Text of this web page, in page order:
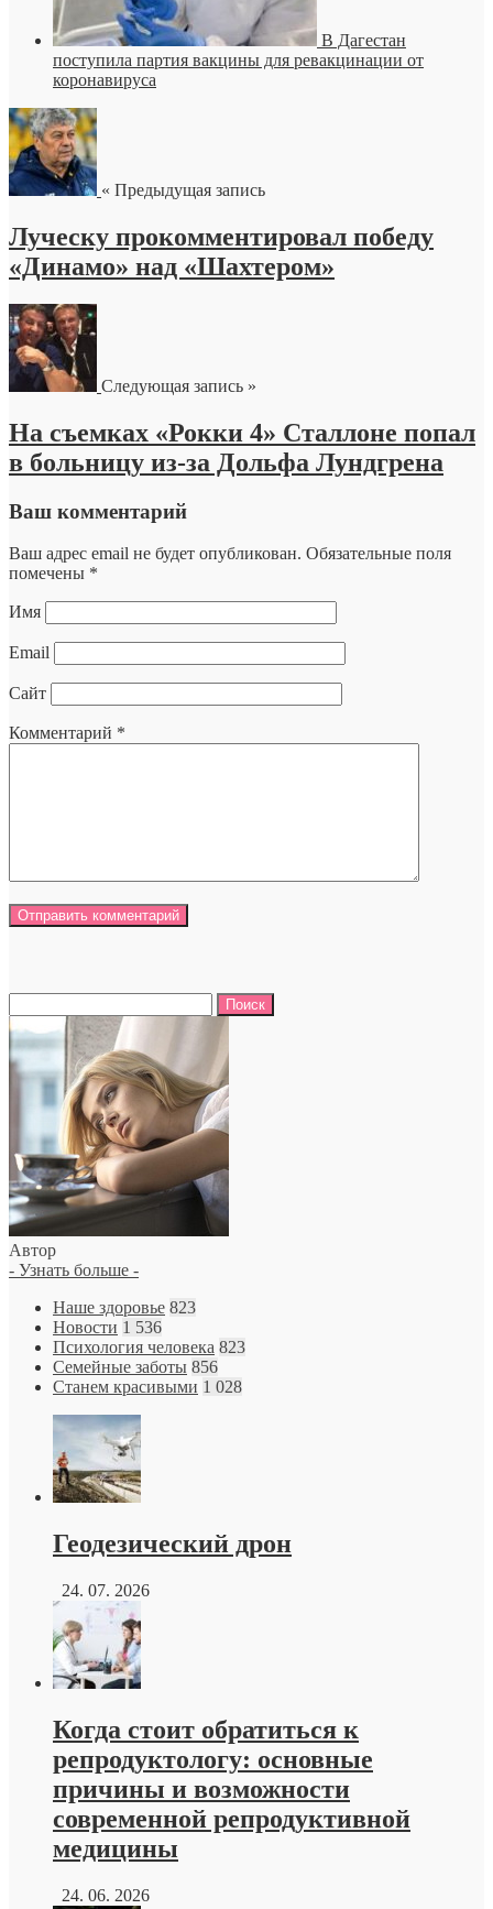
В Дагестан
поступила партия вакцины для ревакцинации от
коронавируса
« Предыдущая запись
Луческу прокомментировал победу
«Динамо» над «Шахтером»
Следующая запись »
На съемках «Рокки 4» Сталлоне попал
в больницу из-за Дольфа Лундгрена
Ваш комментарий
Ваш адрес email не будет опубликован. Обязательные поля
помечены *
Имя
Email
Сайт
Комментарий *
Автор
- Узнать больше -
Наше здоровье 823
Новости 1 536
Психология человека 823
Семейные заботы 856
Станем красивыми 1 028
Геодезический дрон
24. 07. 2026
Когда стоит обратиться к
репродуктологу: основные
причины и возможности
современной репродуктивной
медицины
24. 06. 2026